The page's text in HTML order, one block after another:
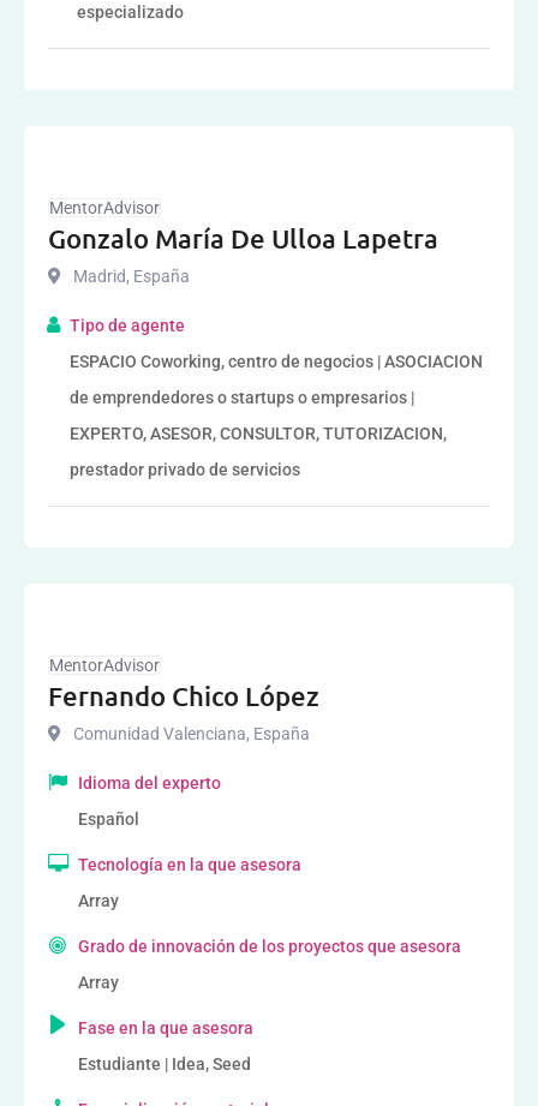
especializado
MentorAdvisor
Gonzalo María De Ulloa Lapetra
Madrid, España
Tipo de agente
ESPACIO Coworking, centro de negocios | ASOCIACION
de emprendedores o startups o empresarios |
EXPERTO, ASESOR, CONSULTOR, TUTORIZACION,
prestador privado de servicios
MentorAdvisor
Fernando Chico López
Comunidad Valenciana, España
Idioma del experto
Español
Tecnología en la que asesora
Array
Grado de innovación de los proyectos que asesora
Array
Fase en la que asesora
Estudiante | Idea, Seed